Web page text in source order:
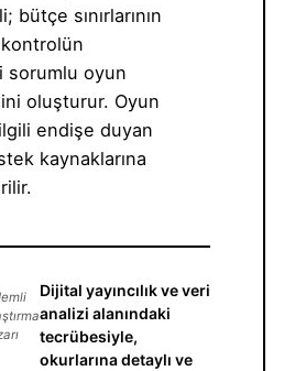
sınırlarının
sorumlu oyun
oluşturur. Oyun
ilgili endişe duyan
kaynaklarına
Dijital yayıncılık ve veri
analizi alanındaki
tecrübesiyle,
okurlarına detaylı ve